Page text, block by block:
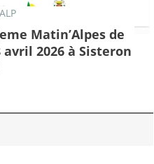
Matin’Alpes de
avril 2026 à Sisteron